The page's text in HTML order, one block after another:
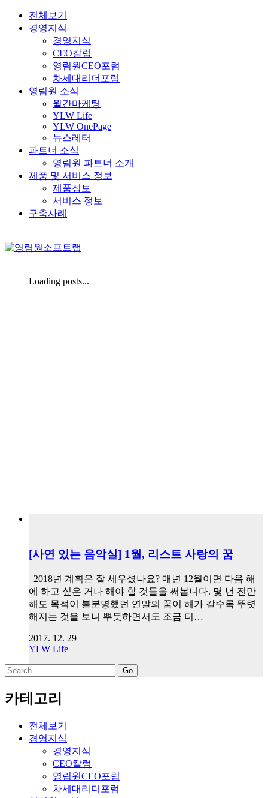
전체보기
경영지식
경영지식
CEO칼럼
영림원CEO포럼
차세대리더포럼
영림원 소식
월간마케팅
YLW Life
YLW OnePage
뉴스레터
파트너 소식
영림원 파트너 소개
제품 및 서비스 정보
제품정보
서비스 정보
구축사례
Loading posts...
[사연 있는 음악실] 1월, 리스트 사랑의 꿈
2018년 계획은 잘 세우셨나요? 매년 12월이면 다음 해
에 하고 싶은 거나 해야 할 것들을 써봅니다. 몇 년 전만
해도 목적이 불분명했던 연말의 꿈이 해가 갈수록 뚜렷
해지는 것을 보니 뿌듯하면서도 조금 더…
2017. 12. 29
YLW Life
Search
for:
카테고리
전체보기
경영지식
경영지식
CEO칼럼
영림원CEO포럼
차세대리더포럼